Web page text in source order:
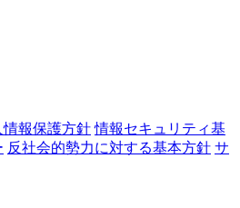
情報保護方針 情報セキュリティ基
反社会的勢力に対する基本方針 サ